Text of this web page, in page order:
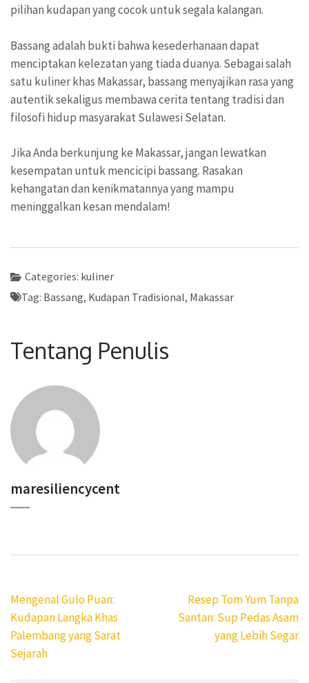
pilihan kudapan yang cocok untuk segala kalangan.
Bassang adalah bukti bahwa kesederhanaan dapat
menciptakan kelezatan yang tiada duanya. Sebagai salah
satu kuliner khas Makassar, bassang menyajikan rasa yang
autentik sekaligus membawa cerita tentang tradisi dan
filosofi hidup masyarakat Sulawesi Selatan.
Jika Anda berkunjung ke Makassar, jangan lewatkan
kesempatan untuk mencicipi bassang. Rasakan
kehangatan dan kenikmatannya yang mampu
meninggalkan kesan mendalam!
Categories: kuliner
Tag: Bassang, Kudapan Tradisional, Makassar
Tentang Penulis
maresiliencycent
Navigasi
pos
Mengenal Gulo Puan:
Kudapan Langka Khas
Palembang yang Sarat
Sejarah
Resep Tom Yum Tanpa
Santan: Sup Pedas Asam
yang Lebih Segar